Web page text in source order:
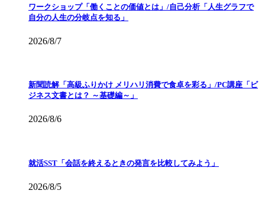
ワークショップ「働くことの価値とは」/自己分析「人生グラフで
自分の人生の分岐点を知る」
2026/8/7
新聞読解「高級ふりかけ メリハリ消費で食卓を彩る」/PC講座「ビ
ジネス文書とは？ ～基礎編～」
2026/8/6
就活SST「会話を終えるときの発言を比較してみよう」
2026/8/5